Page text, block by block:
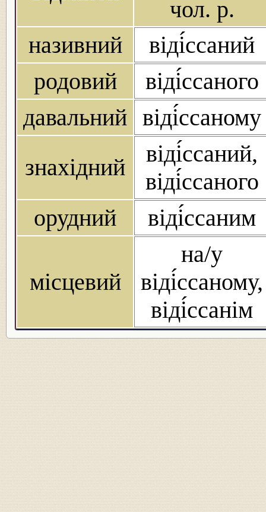
чол. р.
називний
віді́ссаний
родовий
віді́ссаного
давальний віді́ссаному
знахідний
віді́ссаний,
віді́ссаного
орудний
віді́ссаним
місцевий
на/у
віді́ссаному,
віді́ссанім